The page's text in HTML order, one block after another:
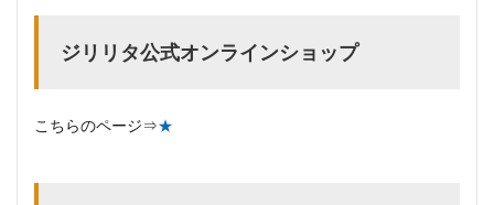
ジリリタ公式オンラインショップ
こちらのページ⇒★